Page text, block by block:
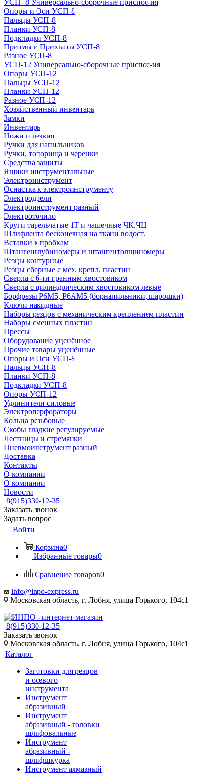
УСП- 8 Универсально-сборочные приспос-ия
Опоры и Оси УСП-8
Пальцы УСП-8
Планки УСП-8
Подкладки УСП-8
Призмы и Прихваты УСП-8
Разное УСП-8
УСП-12 Универсально-сборочные приспос-ия
Опоры УСП-12
Пальцы УСП-12
Планки УСП-12
Разное УСП-12
Хозяйственный инвентарь
Замки
Инвентарь
Ножи и лезвия
Ручки для напильников
Ручки, топорища и черенки
Средства защиты
Ящики инструментальные
Электроинструмент
Оснастка к электроинструменту
Электродрели
Электроинструмент разный
Электроточило
Круги тарельчатые 1Т и чашечные ЧК,ЧЦ
Шлифлента бесконечная на ткани водост.
Вставки к пробкам
Штангенглубиномеры и штангентолщиномеры
Резцы контурные
Резцы сборные с мех. крепл. пластин
Сверла с 6-ти гранным хвостовиком
Сверла с цилиндрическим хвостовиком левые
Борфрезы Р6М5, Р6АМ5 (борнапильники, шарошки)
Ключи накидные
Наборы резцов с механическим креплением пластин
Наборы сменных пластин
Прессы
Оборудование уценённое
Прочие товары уценённые
Опоры и Оси УСП-8
Пальцы УСП-8
Планки УСП-8
Подкладки УСП-8
Опоры УСП-12
Удлинители силовые
Электроперфораторы
Кольца резьбовые
Скобы гладкие регулируемые
Лестницы и стремянки
Пневмоинструмент разный
Доставка
Контакты
О компании
О компании
Новости
8(915)330-12-35
Заказать звонок
Задать вопрос
Войти
Корзина0
Избранные товары0
Сравнение товаров0
info@inpo-express.ru
Московская область, г. Лобня, улица Горького, 104с1
8(915)330-12-35
Заказать звонок
Московская область, г. Лобня, улица Горького, 104с1
Каталог
Заготовки для резцов
и осевого
инструмента
Инструмент
абразивный
Инструмент
абразивный - головки
шлифовальные
Инструмент
абразивный -
шлифшкурка
Инструмент алмазный